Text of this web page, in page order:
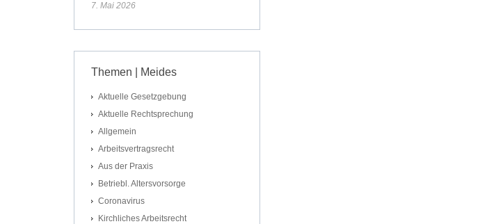
7. Mai 2026
Themen | Meides
Aktuelle Gesetzgebung
Aktuelle Rechtsprechung
Allgemein
Arbeitsvertragsrecht
Aus der Praxis
Betriebl. Altersvorsorge
Coronavirus
Kirchliches Arbeitsrecht